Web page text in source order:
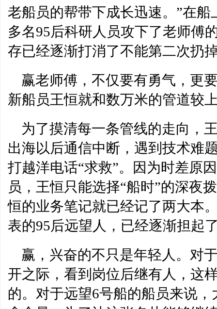
老船员的帮带下成长迅速。”在
多名95后科研人员攻下了老师傅
存已经逐渐打消了不能第二次扔
赢老师傅，不仅要有勇气，更
新船员王恒就和数万米的管道较
为了摸清每一条管线的走向，
出海以后通信中断，遇到技术难
打越洋电话“求救”。因为时差原
员，王恒只能选择“船时”的深夜
恒的业务笔记就已经记了两大本
表的95后远望人，已经逐渐担起
赢，兴奋的不只是年轻人。对
开之际，看到岗位后继有人，这
的。对于远望6号船的船员来说